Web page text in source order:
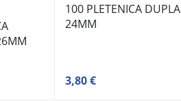
100 PLETENICA DUPLA
24MM
3,80 €